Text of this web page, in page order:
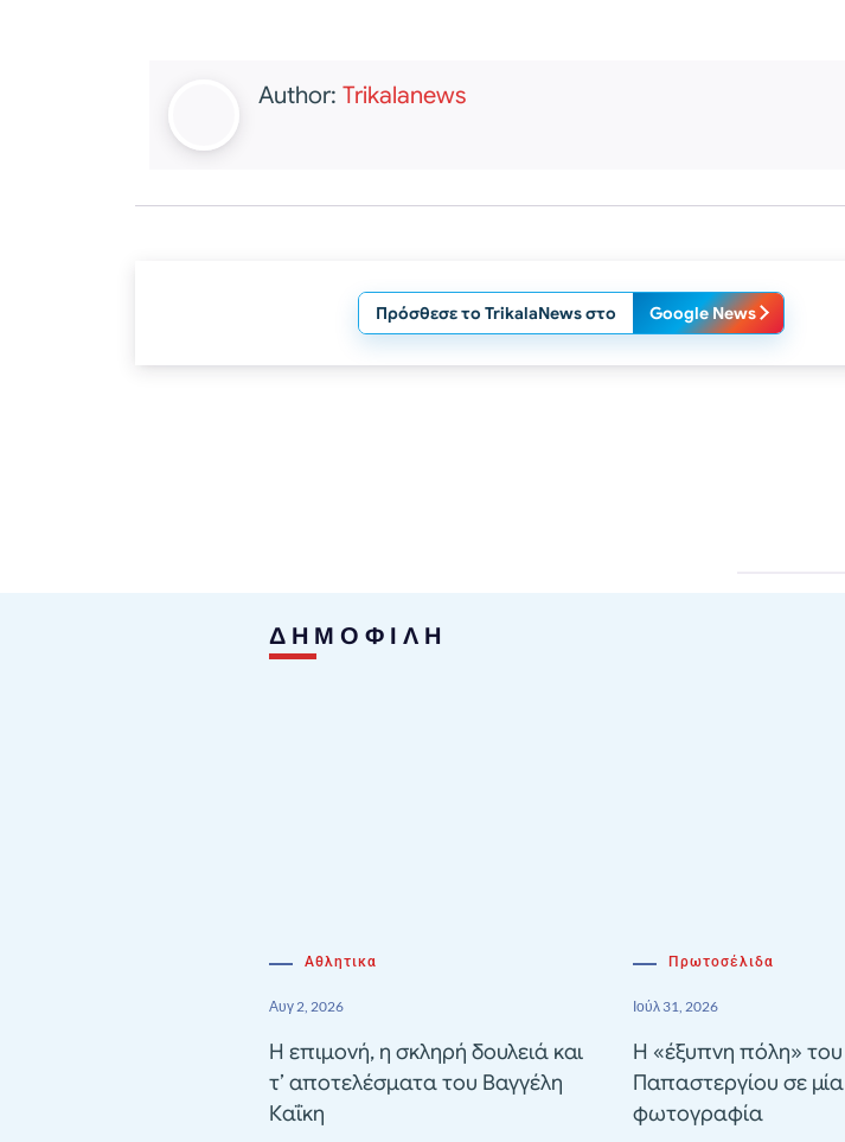
Author: Trikalanews
Πρόσθεσε το TrikalaNews στο Google News
ΔΗΜΟΦΙΛΗ
Αθλητικα
Αυγ 2, 2026
Η επιμονή, η σκληρή δουλειά και
τ’ αποτελέσματα του Βαγγέλη
Καΐκη
Πρωτοσέλιδα
Ιούλ 31, 2026
Η «έξυπνη πόλη» του
Παπαστεργίου σε μία
φωτογραφία